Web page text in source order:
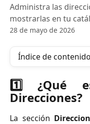
Administra las
mostrarlas en tu
28 de mayo de 2026
Índice de
1️⃣ ¿Qué
Direcciones?
La sección